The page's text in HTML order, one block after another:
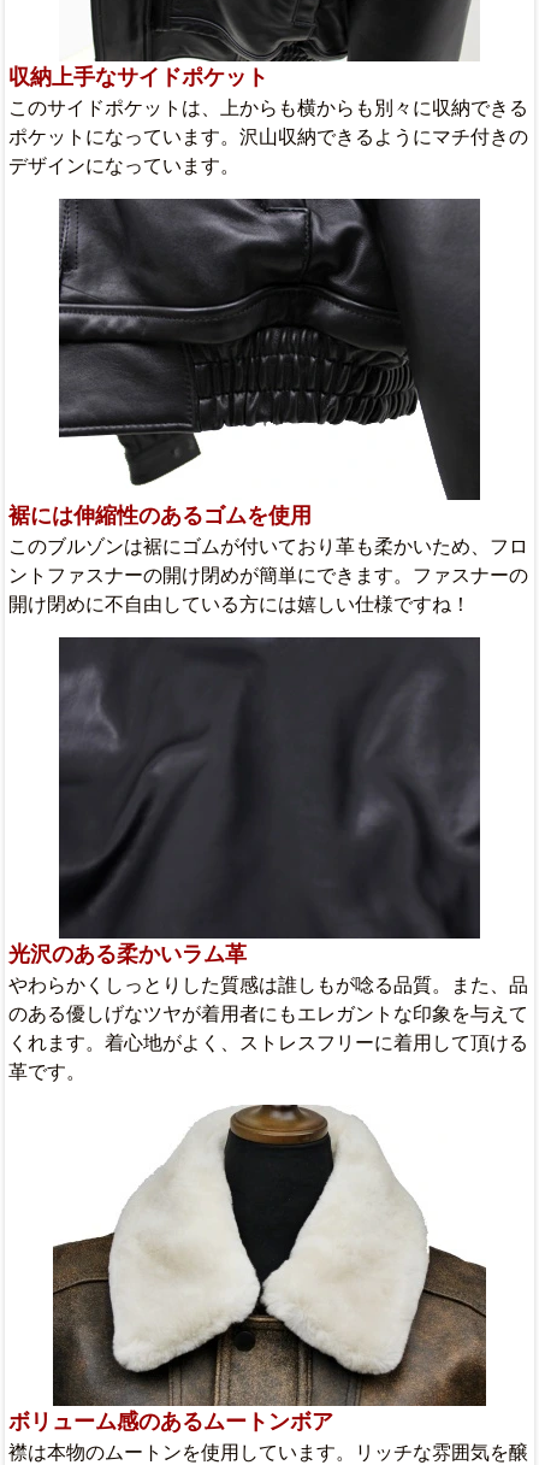
収納上手なサイドポケット
このサイドポケットは、上からも横からも別々に収納できる
ポケットになっています。沢山収納できるようにマチ付きの
デザインになっています。
裾には伸縮性のあるゴムを使用
このブルゾンは裾にゴムが付いており革も柔かいため、フロ
ントファスナーの開け閉めが簡単にできます。ファスナーの
開け閉めに不自由している方には嬉しい仕様ですね！
光沢のある柔かいラム革
やわらかくしっとりした質感は誰しもが唸る品質。また、品
のある優しげなツヤが着用者にもエレガントな印象を与えて
くれます。着心地がよく、ストレスフリーに着用して頂ける
革です。
ボリューム感のあるムートンボア
襟は本物のムートンを使用しています。リッチな雰囲気を醸